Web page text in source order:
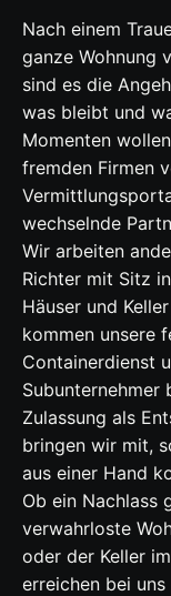
Nach einem
ganze Wohnung
sind es die
was bleibt und
Momenten
fremden Firmen
wechselnde
Wir arbeiten
Richter mit Sitz
Häuser und
kommen unsere
Containerdienst
Zulassung als
bringen wir mit,
aus einer Hand
Ob ein Nachlass
verwahrloste
oder der Keller
erreichen bei